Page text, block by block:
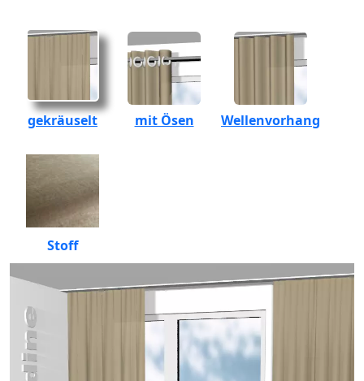
gekräuselt mit Ösen Wellenvorhang
Stoff